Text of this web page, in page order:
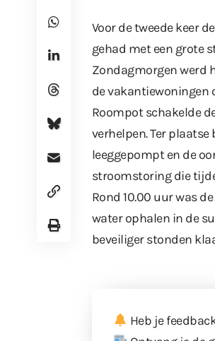
Voor de tweede keer
gehad met een grote
Zondagmorgen werd
de vakantiewoningen
Roompot schakelde
verhelpen. Ter
leeggepompt en de
stroomstoring die
Rond 10.00 uur was
water ophalen in de
beveiliger stonden
Heb je